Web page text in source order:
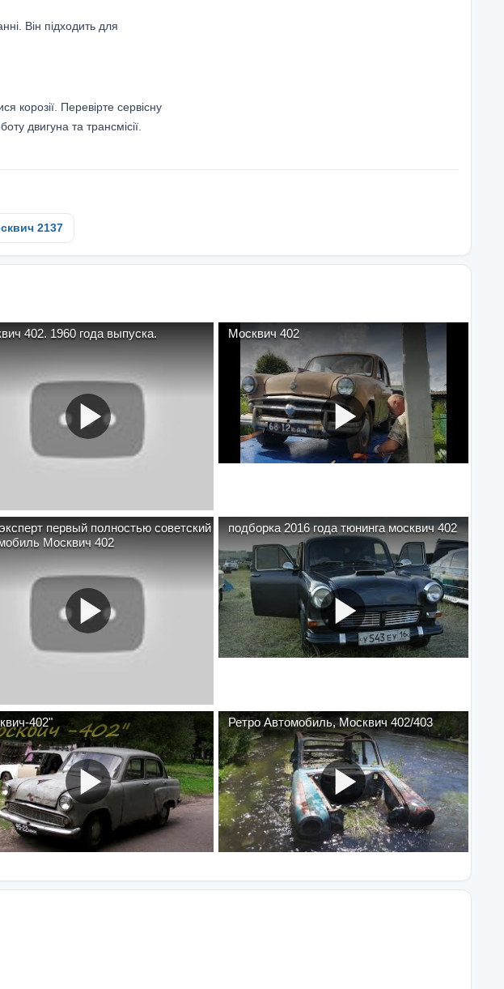
Він підходить для
корозії. Перевірте сервісну
двигуна та трансмісії.
2137
Москвич 402. 1960 года выпуска. Москвич 402
первый полностью советский
Москвич 402
подборка 2016 года тюнинга москвич 402
402" Ретро Автомобиль, Москвич 402/403